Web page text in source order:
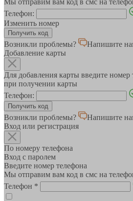
Мы отправим вам код в смс на
Телефон:
Изменить номер
Возникли проблемы?
Напишите
Добавление карты
Для добавления карты введите
при получении карты
Телефон:
Возникли проблемы?
Напишите
Вход или регистрация
По номеру телефона
Вход с паролем
Введите номер телефона
Мы отправим вам код в смс на
Телефон *